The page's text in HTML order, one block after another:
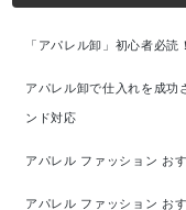
「アパレル卸」初心者必
アパレル卸で仕入れを成功
ンド対応
アパレル ファッション お
アパレル ファッション お